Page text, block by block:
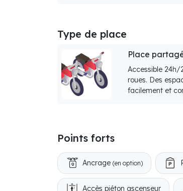
Type de place
Place
Accessible 24h/
roues. Des
facilement et
Points forts
Ancrage (en option)
Accès piéton ascenseur